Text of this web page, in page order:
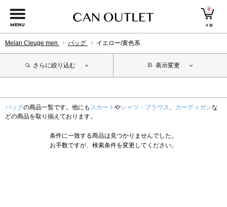
MENU
0
￥0
Melan Cleuge men バッグ イエロー/黄色系
さらに絞り込む 表示変更
バッグの商品一覧です。他にも スカート やシャツ・ブラウス、 カーディガンな
どの商品を取り揃えております。
条件に一致する商品は見つかりませんでした。
お手数ですが、検索条件を変更してください。